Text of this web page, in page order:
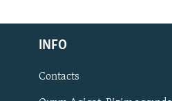
Русский
Українською
QOŞULIÑIZ!
INFO
Contacts